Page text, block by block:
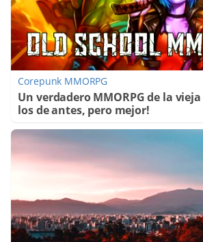
Corepunk MMORPG
Un verdadero MMORPG de la vieja
los de antes, pero mejor!